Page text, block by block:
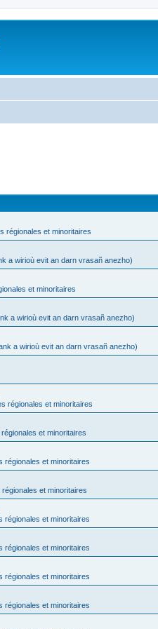
régionales et minoritaires
a wirioù evit an darn vrasañ anezho)
et minoritaires
a wirioù evit an darn vrasañ anezho)
a wirioù evit an darn vrasañ anezho)
régionales et minoritaires
et minoritaires
régionales et minoritaires
et minoritaires
régionales et minoritaires
régionales et minoritaires
régionales et minoritaires
régionales et minoritaires